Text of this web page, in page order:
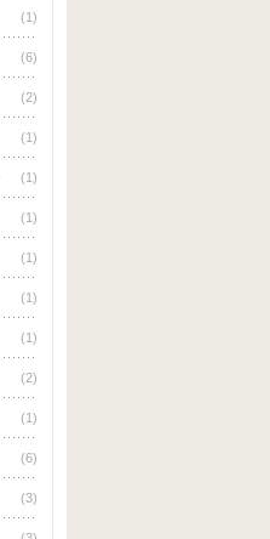
(1)
(6)
(2)
(1)
(1)
(1)
(1)
(1)
(1)
(2)
(1)
(6)
(3)